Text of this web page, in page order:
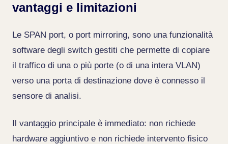
vantaggi e limitazioni
Le SPAN port, o port mirroring, sono una funzionalità
software degli switch gestiti che permette di copiare
il traffico di una o più porte (o di una intera VLAN)
verso una porta di destinazione dove è connesso il
sensore di analisi.
Il vantaggio principale è immediato: non richiede
hardware aggiuntivo e non richiede intervento fisico